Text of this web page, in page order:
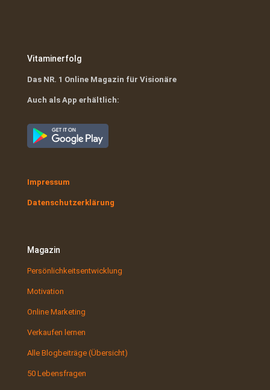
Vitaminerfolg
Das NR. 1 Online Magazin für Visionäre
Auch als App erhältlich:
Impressum
Datenschutzerklärung
Magazin
Persönlichkeitsentwicklung
Motivation
Online Marketing
Verkaufen lernen
Alle Blogbeiträge (Übersicht)
50 Lebensfragen